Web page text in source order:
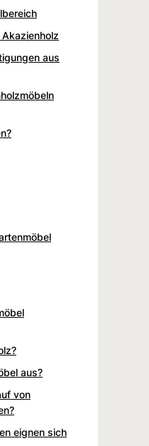
aus
aus?
von
eignen sich